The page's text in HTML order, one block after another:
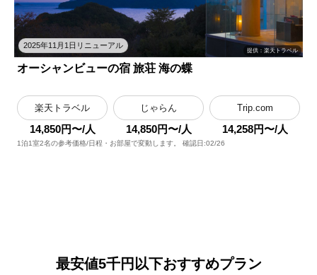
2025年11月1日リニューアル
提供：楽天トラベル
オーシャンビューの宿 旅荘 海の蝶
楽天トラベル
14,850円〜/人
じゃらん
14,850円〜/人
Trip.com
14,258円〜/人
1泊1室2名の参考価格/日程・お部屋で変動します。 確認日:02/26
最安値5千円以下おすすめプラン